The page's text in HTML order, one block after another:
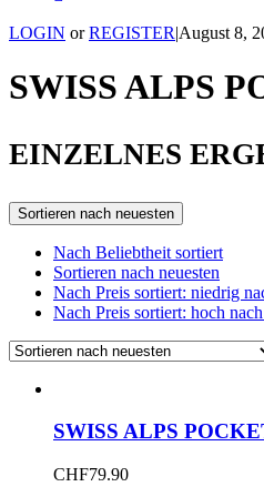
LOGIN orREGISTER|August 8,
SWISS ALPS
EINZELNES
Sortieren nach neuesten
Nach Beliebtheit sortiert
Sortieren nach neuesten
Nach Preis sortiert: niedrig
Nach Preis sortiert: hoch
SWISS ALPS
CHF79.90